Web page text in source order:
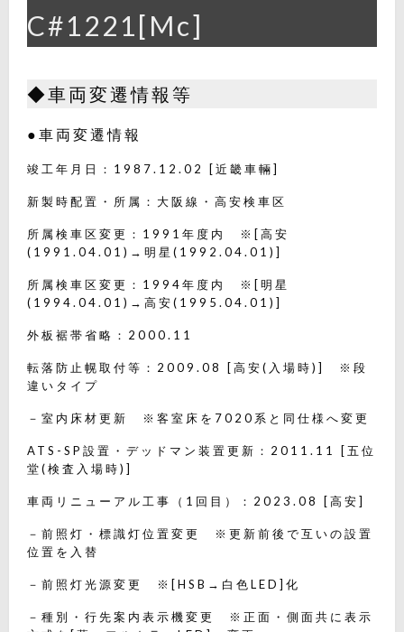
C#1221[Mc]
◆車両変遷情報等
●車両変遷情報
竣工年月日：1987.12.02 [近畿車輛]
新製時配置・所属：大阪線・高安検車区
所属検車区変更：1991年度内 ※[高安
(1991.04.01)→明星(1992.04.01)]
所属検車区変更：1994年度内 ※[明星
(1994.04.01)→高安(1995.04.01)]
外板裾帯省略：2000.11
転落防止幌取付等：2009.08 [高安(入場時)] ※段
違いタイプ
－室内床材更新 ※客室床を7020系と同仕様へ変更
ATS-SP設置・デッドマン装置更新：2011.11 [五位
堂(検査入場時)]
車両リニューアル工事（1回目）：2023.08 [高安]
－前照灯・標識灯位置変更 ※更新前後で互いの設置
位置を入替
－前照灯光源変更 ※[HSB→白色LED]化
－種別・行先案内表示機変更 ※正面・側面共に表示